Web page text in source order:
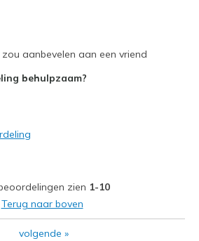
zou aanbevelen aan een vriend
behulpzaam?
zien 1-10
Terug naar boven
volgende »